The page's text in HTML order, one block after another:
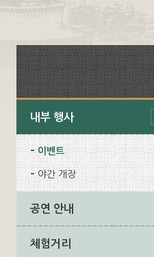
내부 행사
이벤트
야간 개장
공연 안내
체험거리